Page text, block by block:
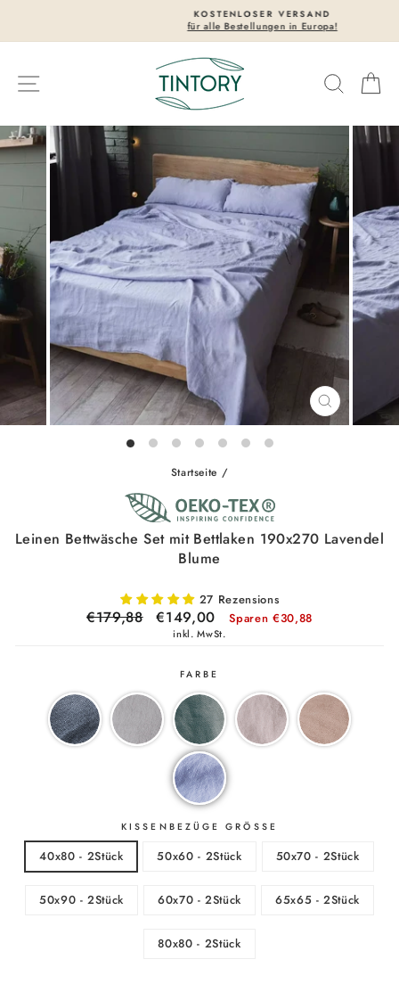
Inhalt
Pause
KOSTENLOSER VERSAND
für alle Bestellungen in Europa!
Suche
ESC)
Startseite /
Leinen Bettwäsche Set mit Bettlaken 190x270 Lavendel
Blume
27 Rezensions
Normaler
€179,88 Sonderpreis
€149,00 Sparen €30,88
inkl. MwSt.
FARBE
KISSENBEZÜGE GRÖSSE
40x80 - 2Stück 50x60 - 2Stück 50x70 - 2Stück
50x90 - 2Stück 60x70 - 2Stück 65x65 - 2Stück
80x80 - 2Stück